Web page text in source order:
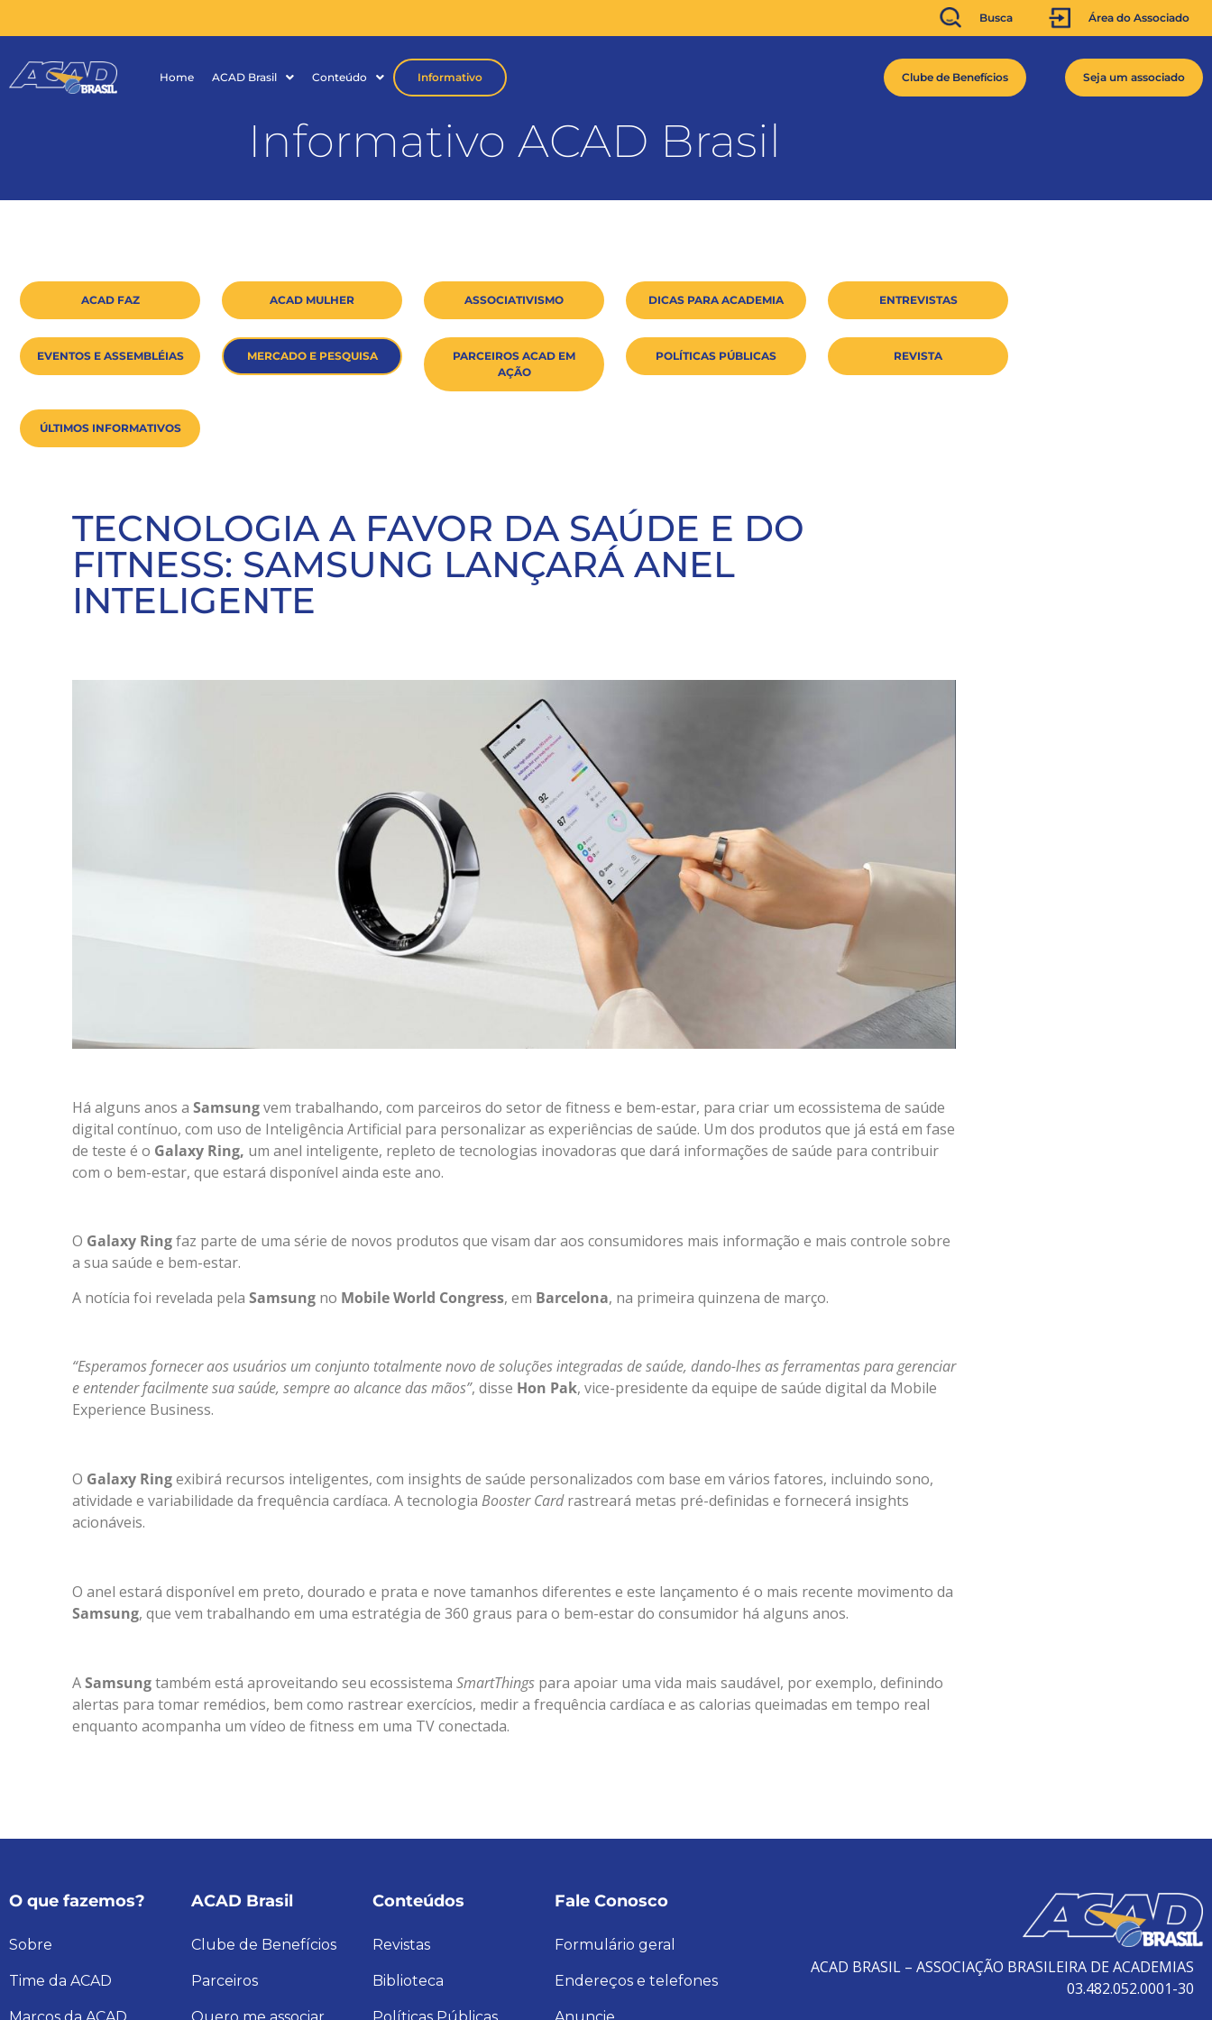
Busca Área do Associado
Home ACAD Brasil Conteúdo Informativo Clube de Benefícios Seja um associado
Informativo ACAD Brasil
ACAD FAZ ACAD MULHER ASSOCIATIVISMO DICAS PARA ACADEMIA ENTREVISTAS
EVENTOS E ASSEMBLÉIAS MERCADO E PESQUISA
PARCEIROS ACAD EM
AÇÃO
POLÍTICAS PÚBLICAS REVISTA
ÚLTIMOS INFORMATIVOS
TECNOLOGIA A FAVOR DA SAÚDE E DO
FITNESS: SAMSUNG LANÇARÁ ANEL
INTELIGENTE
Há alguns anos a Samsungvem trabalhando, com parceiros do setor de fitness e bem-estar, para criar um ecossistema de saúde
digital contínuo, com uso de Inteligência Artificial para personalizar as experiências de saúde. Um dos produtos que já está em fase
de teste é o Galaxy Ring, um anel inteligente, repleto de tecnologias inovadoras que dará informações de saúde para contribuir
com o bem-estar, que estará disponível ainda este ano.
O Galaxy Ringfaz parte de uma série de novos produtos que visam dar aos consumidores mais informação e mais controle sobre
a sua saúde e bem-estar.
A notícia foi revelada pela Samsung no Mobile World Congress, em Barcelona, na primeira quinzena de março.
“Esperamos fornecer aos usuários um conjunto totalmente novo de soluções integradas de saúde, dando-lhes as ferramentas para gerenciar
e entender facilmente sua saúde, sempre ao alcance das mãos”, disse Hon Pak, vice-presidente da equipe de saúde digital da Mobile
Experience Business.
O Galaxy Ringexibirá recursos inteligentes, com insights de saúde personalizados com base em vários fatores, incluindo sono,
atividade e variabilidade da frequência cardíaca. A tecnologia Booster Cardrastreará metas pré-definidas e fornecerá insights
acionáveis.
O anel estará disponível em preto, dourado e prata e nove tamanhos diferentes e este lançamento é o mais recente movimento da
Samsung, que vem trabalhando em uma estratégia de 360 graus para o bem-estar do consumidor há alguns anos.
ASamsungtambém está aproveitando seu ecossistema SmartThings para apoiar uma vida mais saudável, por exemplo, definindo
alertas para tomar remédios, bem como rastrear exercícios, medir a frequência cardíaca e as calorias queimadas em tempo real
enquanto acompanha um vídeo de fitness em uma TV conectada.
O que fazemos?
Sobre
Time da ACAD
Marcos da ACAD
ACAD Brasil
Clube de Benefícios
Parceiros
Quero me associar
Conteúdos
Revistas
Biblioteca
Políticas Públicas
Fale Conosco
Formulário geral
Endereços e telefones
Anuncie
ACAD BRASIL – ASSOCIAÇÃO BRASILEIRA DE ACADEMIAS
03.482.052.0001-30